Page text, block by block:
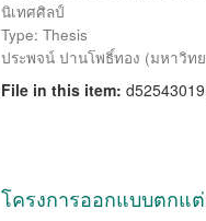
นิเทศศิลป์
Type: Thesis
ประพจน์ ปานโพธิ์ทอง (มหาวิท
File in this item:
โครงการออกแบบตกแ